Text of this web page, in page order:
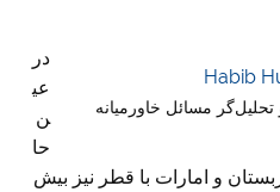
مسائل خاورمیانه
در
عی
ن
حا
و امارات با قطر نیز بیش